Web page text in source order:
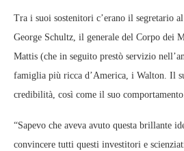
Tra i suoi sostenitori c’erano il segretario
George Schultz, il generale del Corpo dei
Mattis (che in seguito prestò servizio
famiglia più ricca d’America, i Walton. Il
credibilità, così come il suo
“Sapevo che aveva avuto questa brillante
convincere tutti questi investitori e